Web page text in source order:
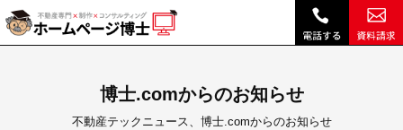
経済産業省のサービス等生産性向上ＩＴ導入支援事業において、 昨年に引き続き博士comはＩＴ導入支援事業者として採択されました。|｜不動産テックニュース、博士.comからのお知らせ｜不動産ホームページ制作、顧客管理・営業支援システム、不動産SEO、博士クラウドRHS
博士.comからのお知らせ
不動産テックニュース、博士.comからのお知らせ